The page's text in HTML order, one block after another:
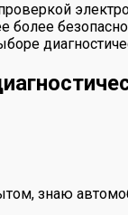
более
знаю